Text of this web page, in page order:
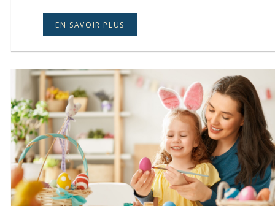
EN SAVOIR PLUS